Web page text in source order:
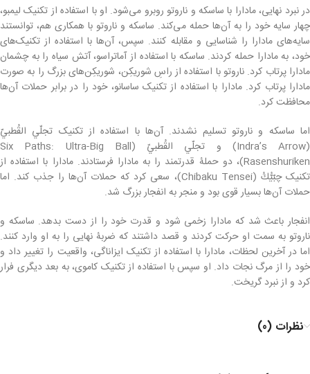
در نبرد نهایی، مادارا با ساسکه و ناروتو روبرو می‌شود. او با استفاده از تکنیک لیمبو،
چهار سایه خود را به آن‌ها حمله می‌کند. ساسکه و ناروتو با همکاری هم، توانستند
سایه‌های مادارا را شناسایی و مقابله کنند. سپس، آن‌ها با استفاده از تکنیک‌های
خود، به مادارا حمله کردند. ساسکه با استفاده از آماتراسو، آتش سیاه را به چشمان
مادارا پرتاب کرد. ناروتو با استفاده از راسِ شوریکِن، شوریکِن‌های بزرگ را به صورت
مادارا پرتاب کرد. مادارا با استفاده از تکنیک ساسانو، خود را در برابر حملات آن‌ها
محافظت کرد.
اما ساسکه و ناروتو تسلیم نشدند. آن‌ها با استفاده از تکنیک تجلّي القُطبيّ
(Indra’s Arrow) و تجلّي القُطبيّ (Six Paths: Ultra-Big Ball
Rasenshuriken)، دو حملۀ قدرتمند را به مادارا فرستادند. مادارا با استفاده از
تکنیک چبّيُّكُ (Chibaku Tensei)، سعی کرد که حملات آن‌ها را جذب کند. اما
حملات آن‌ها بسیار قوی بود و منجر به انفجار بزرگ شد.
انفجار باعث شد که مادارا زخمی شود و قدرت خود را از دست بدهد. ساسکه و
ناروتو به سمت او حرکت کردند و قصد داشتند که ضربۀ نهایی را به او وارد کنند.
اما در آخرین لحظات، مادارا با استفاده از تکنیک ایزاناگی، واقعیت را تغییر داد و
خود را از مرگ نجات داد. او سپس با استفاده از تکنیک کاموی، به بعد دیگری فرار
کرد و از نبرد گریخت.
نظرات (0)